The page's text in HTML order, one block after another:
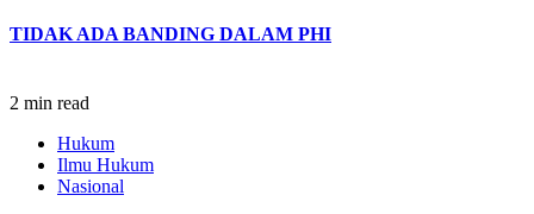
TIDAK ADA BANDING DALAM PHI
2 min read
Hukum
Ilmu Hukum
Nasional